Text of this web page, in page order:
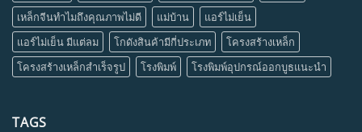
เหล็กจีนทำไมถึงคุณภาพไม่ดี
แม่บ้าน
แอร์ไม่เย็น
แอร์ไม่เย็น มีแต่ลม
โกดังสินค้ามีกี่ประเภท
โครงสร้างเหล็ก
โครงสร้างเหล็กสำเร็จรูป
โรงพิมพ์ โรงพิมพ์อุปกรณ์ออกบูธแนะนำ
TAGS